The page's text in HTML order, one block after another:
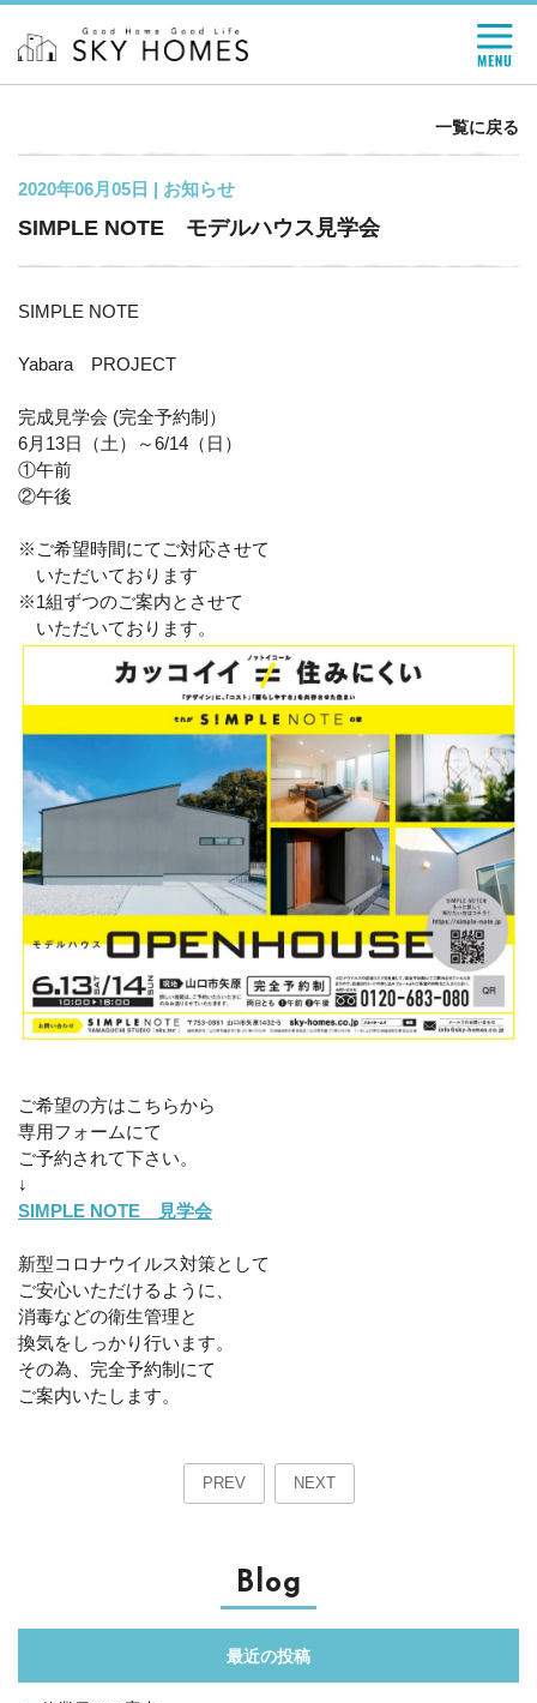
一覧に戻る
2020年06月05日 | お知らせ
SIMPLE NOTE モデルハウス見学会
SIMPLE NOTE
Yabara PROJECT
完成見学会 (完全予約制）
6月13日（土）～6/14（日）
①午前
②午後
※ご希望時間にてご対応させて
いただいております
※1組ずつのご案内とさせて
いただいております。
ご希望の方はこちらから
専用フォームにて
ご予約されて下さい。
↓
SIMPLE NOTE 見学会
新型コロナウイルス対策として
ご安心いただけるように、
消毒などの衛生管理と
換気をしっかり行います。
その為、完全予約制にて
ご案内いたします。
PREV NEXT
Blog
最近の投稿